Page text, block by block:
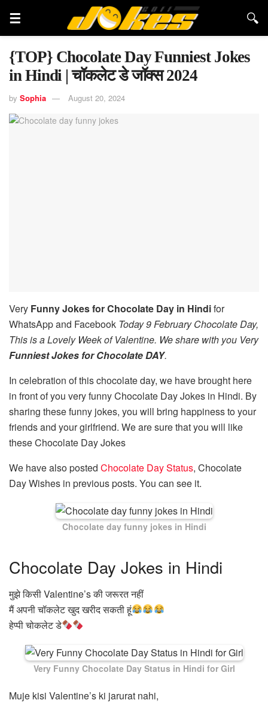
{TOP} Chocolate Day Funniest Jokes
in Hindi | चॉकलेट डे जॉक्स 2024
by Sophia August 20, 2024
Very Funny Jokes for Chocolate Day in Hindifor
WhatsApp and Facebook Today 9 February Chocolate Day,
This is a Lovely Week of Valentine. We share with you Very
Funniest Jokes for Chocolate DAY.
In celebration of this chocolate day, we have brought here
in front of you very funny Chocolate Day Jokes in Hindi. By
sharing these funny jokes, you will bring happiness to your
friends and your girlfriend. We are sure that you will like
these Chocolate Day Jokes
We have also posted Chocolate Day Status, Chocolate
Day Wishes in previous posts. You can see it.
Chocolate day funny jokes in Hindi
Chocolate Day Jokes in Hindi
मुझे किसी Valentine’s की जरूरत नहीं
मैं अपनी चॉकलेट खुद खरीद सकती हूं
हेप्पी चोकलेट डे
Very Funny Chocolate Day Status in Hindi for Girl
Muje kisi Valentine’s ki jarurat nahi,